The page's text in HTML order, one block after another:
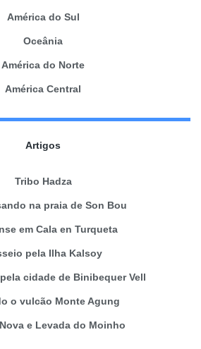
América do Sul
Oceânia
América do Norte
América Central
Artigos
Tribo Hadza
na praia de Son Bou
em Cala en Turqueta
pela Ilha Kalsoy
cidade de Binibequer Vell
o vulcão Monte Agung
e Levada do Moinho